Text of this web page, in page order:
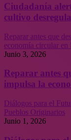
Ciudadanía
cultivo
Reparar antes que
economía circular en
Junio 3, 2026
Reparar antes
impulsa la
Diálogos para el
Pueblos Originarios
Junio 1, 2026